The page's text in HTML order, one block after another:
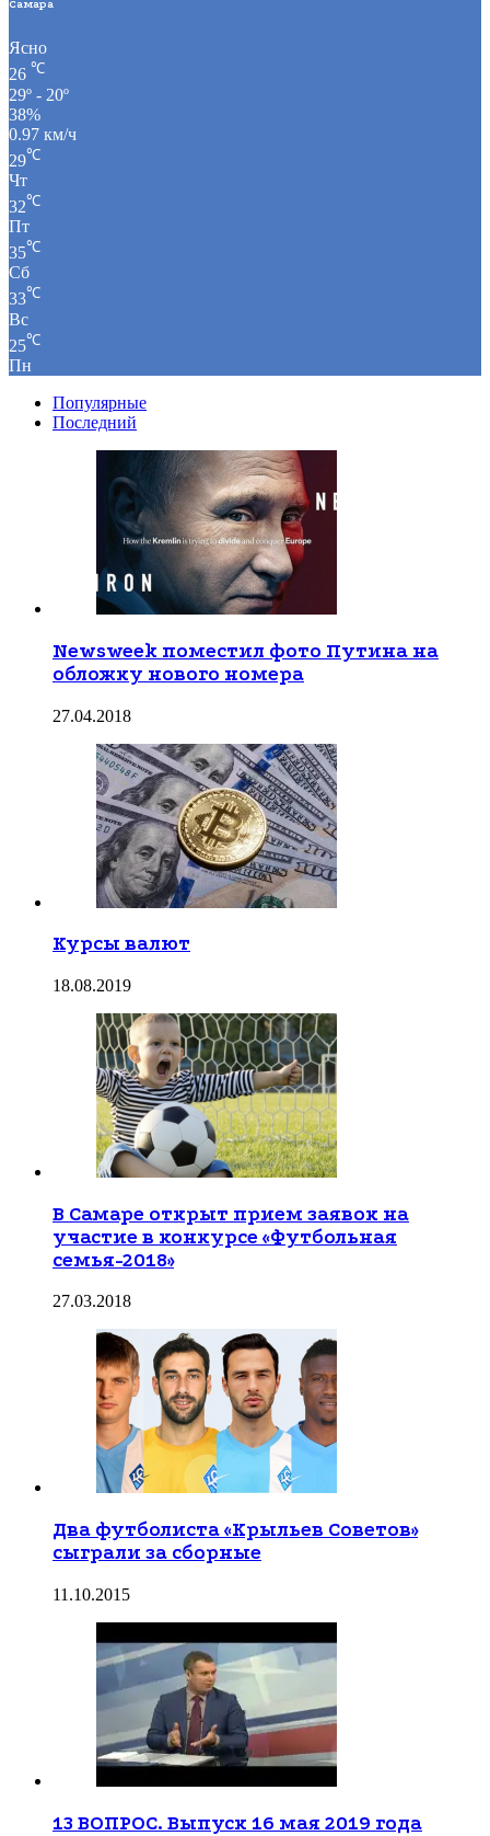
Самара
Ясно
26 ℃
29º - 20º
38%
0.97 км/ч
29℃
Чт
32℃
Пт
35℃
Сб
33℃
Вс
25℃
Пн
Популярные
Последний
Newsweek поместил фото Путина на
обложку нового номера
27.04.2018
Курсы валют
18.08.2019
В Самаре открыт прием заявок на
участие в конкурсе «Футбольная
семья-2018»
27.03.2018
Два футболиста «Крыльев Советов»
сыграли за сборные
11.10.2015
13 ВОПРОС. Выпуск 16 мая 2019 года